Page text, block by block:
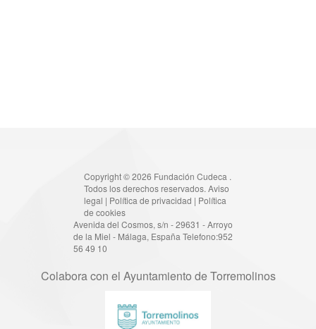
Copyright © 2026 Fundación Cudeca .
Todos los derechos reservados. Aviso
legal | Política de privacidad | Política
de cookies
Avenida del Cosmos, s/n - 29631 - Arroyo
de la Miel - Málaga, España Telefono:952
56 49 10
Colabora con el Ayuntamiento de Torremolinos